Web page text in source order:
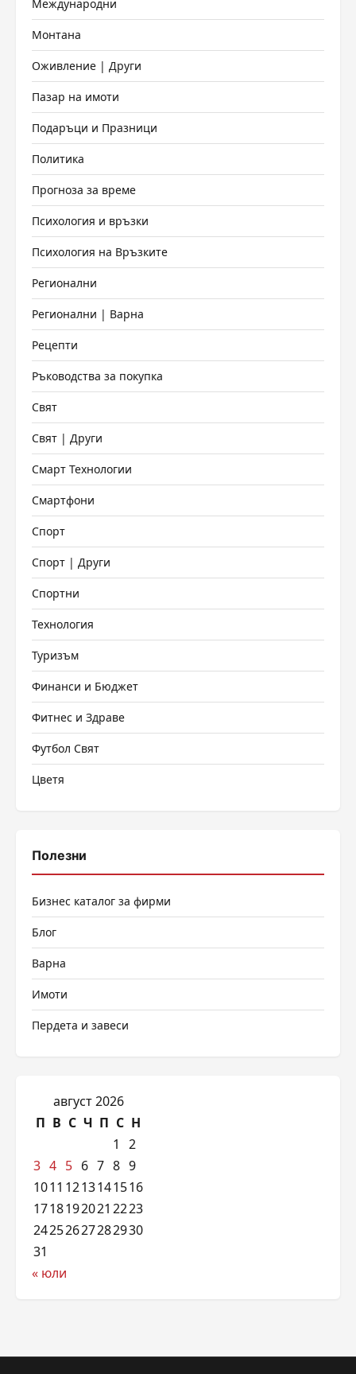
Международни
Монтана
Оживление | Други
Пазар на имоти
Подаръци и Празници
Политика
Прогноза за време
Психология и връзки
Психология на Връзките
Регионални
Регионални | Варна
Рецепти
Ръководства за покупка
Свят
Свят | Други
Смарт Технологии
Смартфони
Спорт
Спорт | Други
Спортни
Технология
Туризъм
Финанси и Бюджет
Фитнес и Здраве
Футбол Свят
Цветя
Полезни
Бизнес каталог за фирми
Блог
Варна
Имоти
Пердета и завеси
август 2026
П В С Ч П С Н
1
2
3 4 5 6 7 8 9
1011 1213141516
1718192021 2223
24252627282930
31
« юли